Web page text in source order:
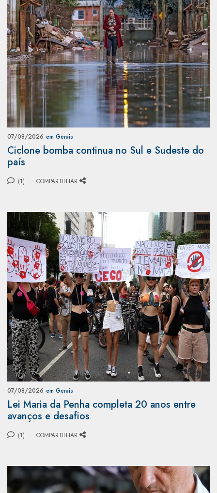
07/08/2026 em Gerais
Ciclone bomba continua no Sul e Sudeste do
país
(1) COMPARTILHAR
07/08/2026 em Gerais
Lei Maria da Penha completa 20 anos entre
avanços e desafios
(1) COMPARTILHAR